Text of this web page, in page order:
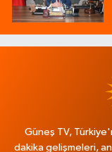
Güneş TV,
dakika gelişmeleri,